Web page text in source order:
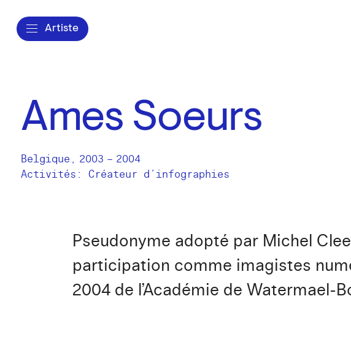
Artiste
Ames Soeurs
Belgique , 2003 – 2004
Activités: Créateur d’infographies
Pseudonyme adopté par Michel
participation comme imagistes
2004 de l’Académie de Watermael-